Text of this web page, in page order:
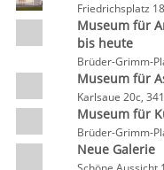
Friedrichsplatz
Museum für
bis heute
Brüder-Grimm-
Museum für
Karlsaue 20c,
Museum für
Brüder-Grimm-
Neue Galerie